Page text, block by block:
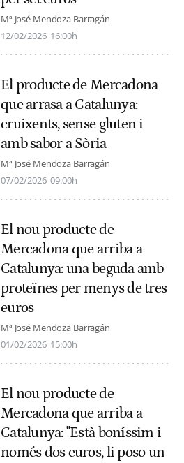
Mª José Mendoza Barragán
12/02/2026 16:00h
El producte de Mercadona
que arrasa a Catalunya:
cruixents, sense gluten i
amb sabor a Sòria
Mª José Mendoza Barragán
07/02/2026 09:00h
El nou producte de
Mercadona que arriba a
Catalunya: una beguda amb
proteïnes per menys de tres
euros
Mª José Mendoza Barragán
01/02/2026 15:00h
El nou producte de
Mercadona que arriba a
Catalunya: "Està boníssim i
només dos euros, li poso un